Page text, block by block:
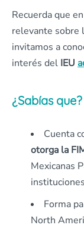
Recuerda que
relevante sobre
invitamos a
interés del IEU
¿Sabías que?
Cuenta
otorga la
Mexicanas
Forma
North